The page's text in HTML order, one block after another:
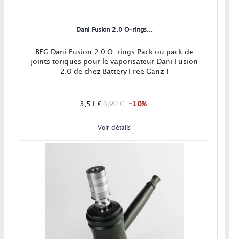
Dani Fusion 2.0 O-rings...
BFG Dani Fusion 2.0 O-rings Pack ou pack de
joints toriques pour le vaporisateur Dani Fusion
2.0 de chez Battery Free Ganz !
3,51 € 3,90 € -10%
Voir détails